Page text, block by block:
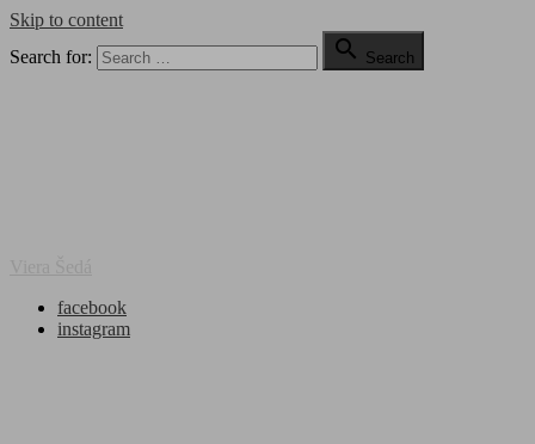
Skip to content
Search for:
 Search
facebook
instagram